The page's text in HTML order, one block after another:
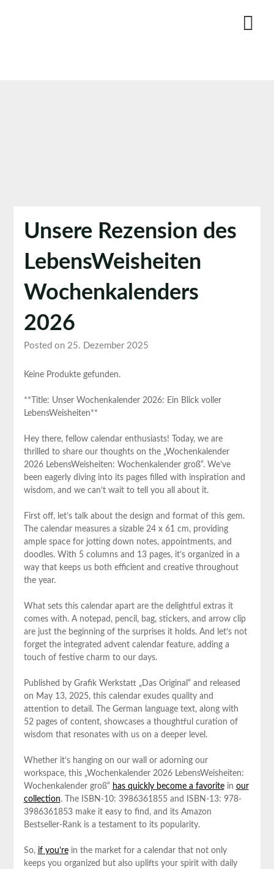
Unsere Rezension des
LebensWeisheiten
Wochenkalenders
2026
Posted on 25. Dezember 2025
Keine Produkte gefunden.
**Title: Unser Wochenkalender 2026: Ein Blick voller
LebensWeisheiten**
Hey there, fellow calendar‍ enthusiasts! Today, we are
thrilled to share our thoughts on the „Wochenkalender
2026‌ LebensWeisheiten: Wochenkalender groß“. We’ve
been⁤ eagerly diving into its pages ⁢filled with inspiration and
‍wisdom, and we can’t⁤ wait​ to tell you all about it.
First​ off, let’s talk⁣ about the design and format of this gem.
The calendar measures a sizable 24 x 61 cm, providing
ample space ⁢for jotting ⁣down notes, appointments, and
doodles. With 5 ‌columns and 13 pages, it’s organized in ‌a
way ⁣that keeps us both efficient and creative throughout
the year.
What sets this calendar ‍apart are the delightful extras it
comes with. A notepad, pencil, bag, stickers, and arrow clip
are just the beginning of the surprises it holds.​ And let’s not
forget the ⁣integrated⁢ advent calendar feature, adding a
touch of festive ⁣charm ‌to our days.
Published by⁤ Grafik Werkstatt „Das Original“ and released ​
on May‌ 13, 2025, this calendar exudes quality and
attention to​ detail. The German language text, along with
52 pages of content, showcases a thoughtful curation of
wisdom that resonates with us on ‍a⁤ deeper ⁢level.
Whether it’s hanging on⁤ our wall or ⁢adorning ​our
⁢workspace, this „Wochenkalender ⁢2026 LebensWeisheiten:
Wochenkalender groß“ has quickly become a favoritein ‍ our
collection. The ISBN-10: 3986361855 and ISBN-13:‍ 978-
3986361853 make it easy to find, and its Amazon
Bestseller-Rank is a testament to its popularity.
So, if you’rein the market for a calendar that not only
keeps you organized but also uplifts your spirit with daily